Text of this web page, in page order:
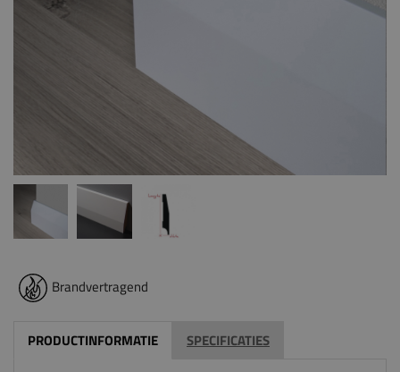
Brandvertragend
PRODUCTINFORMATIE SPECIFICATIES